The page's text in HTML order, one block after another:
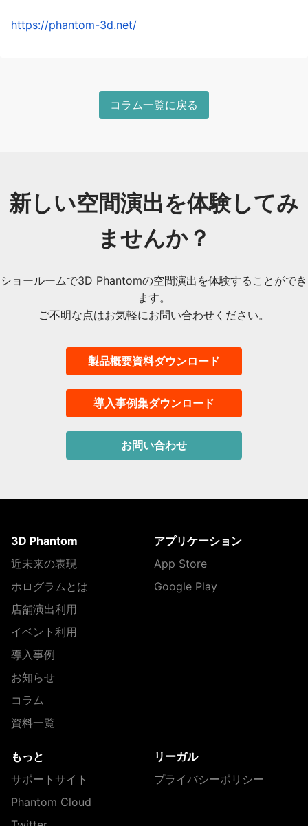
https://phantom-3d.net/
コラム一覧に戻る
新しい空間演出を体験してみ
ませんか？
ショールームで3D Phantomの空間演出を体験することができ
ます。
ご不明な点はお気軽にお問い合わせください。
製品概要資料ダウンロード
導入事例集ダウンロード
お問い合わせ
3D Phantom
近未来の表現
ホログラムとは
店舗演出利用
イベント利用
導入事例
お知らせ
コラム
資料一覧
アプリケーション
App Store
Google Play
もっと
サポートサイト
Phantom Cloud
リーガル
プライバシーポリシー